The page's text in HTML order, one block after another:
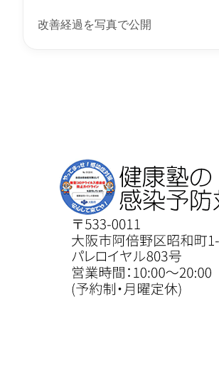
改善経過を写真で公開